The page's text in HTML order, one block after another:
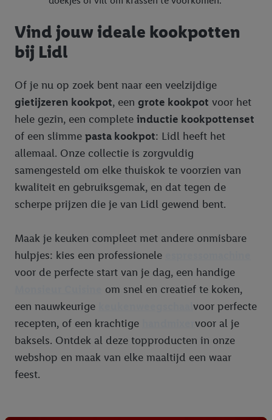
Vind jouw ideale kookpotten
bij Lidl
Of je nu op zoek bent naar een veelzijdige
gietijzeren kookpot, een grote kookpot voor het
hele gezin, een complete inductie kookpottenset
of een slimme pasta kookpot: Lidl heeft het
allemaal. Onze collectie is zorgvuldig
samengesteld om elke thuiskok te voorzien van
kwaliteit en gebruiksgemak, en dat tegen de
scherpe prijzen die je van Lidl gewend bent.
Maak je keuken compleet met andere onmisbare
hulpjes: kies een professionele
voor de perfecte start van je dag, een handige
om snel en creatief te koken,
een nauwkeurige
voor perfecte
recepten, of een krachtige
voor al je
baksels. Ontdek al deze topproducten in onze
webshop en maak van elke maaltijd een waar
feest.